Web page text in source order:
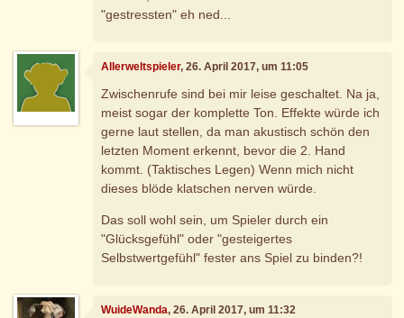
"gestressten" eh ned...
Allerweltspieler, 26. April 2017, um 11:05
Zwischenrufe sind bei mir leise geschaltet. Na ja,
meist sogar der komplette Ton. Effekte würde ich
gerne laut stellen, da man akustisch schön den
letzten Moment erkennt, bevor die 2. Hand
kommt. (Taktisches Legen) Wenn mich nicht
dieses blöde klatschen nerven würde.
Das soll wohl sein, um Spieler durch ein
"Glücksgefühl" oder "gesteigertes
Selbstwertgefühl" fester ans Spiel zu binden?!
WuideWanda, 26. April 2017, um 11:32